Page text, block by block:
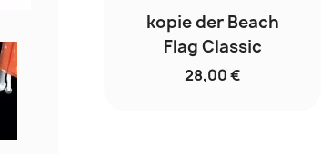
kopie der Beach
Flag Classic
28,00 €